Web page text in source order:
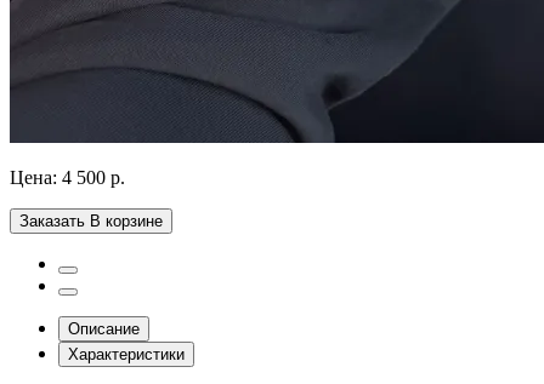
Цена: 4 500 р.
Заказать В корзине
Описание
Характеристики